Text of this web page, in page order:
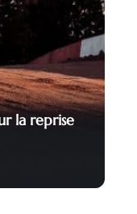
la reprise